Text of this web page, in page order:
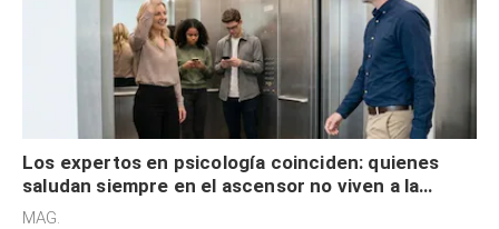
Los expertos en psicología coinciden: quienes
saludan siempre en el ascensor no viven a la
defensiva y tienen apertura social
MAG.